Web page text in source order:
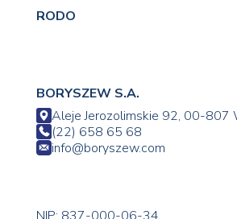
RODO
BORYSZEW S.A.
Aleje Jerozolimskie 92, 00-807
(22) 658 65 68
info@boryszew.com
NIP: 837-000-06-34